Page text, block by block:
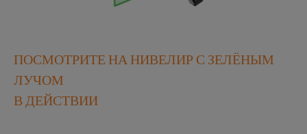
ПОСМОТРИТЕ НА НИВЕЛИР С ЗЕЛЁНЫМ
ЛУЧОМ
В ДЕЙСТВИИ